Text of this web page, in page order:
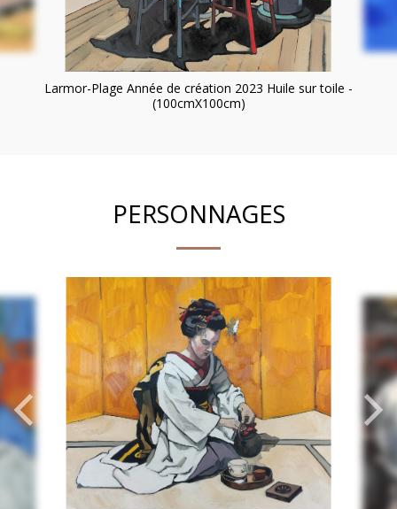
Larmor-Plage Année de création 2023 Huile sur toile -
(100cmX100cm)
PERSONNAGES